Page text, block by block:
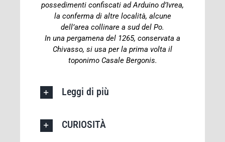
possedimenti confiscati ad Arduino d’Ivrea,
la conferma di altre località, alcune
dell’area collinare a sud del Po.
In una pergamena del 1265, conservata a
Chivasso, si usa per la prima volta il
toponimo Casale Bergonis.
Leggi di più
CURIOSITÀ